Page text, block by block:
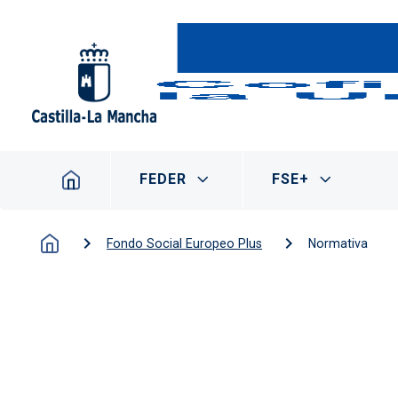
Navegación principal
FEDER FSE+
Fondo Social Europeo Plus Normativa